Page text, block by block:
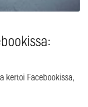
kertoi Facebookissa,